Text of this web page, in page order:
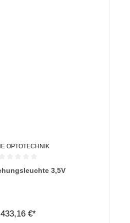
OPTOTECHNIK
von 0 von 5 Sternen
3,5V
433,16 €*